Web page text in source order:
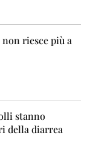
riesce più a
stanno
della diarrea